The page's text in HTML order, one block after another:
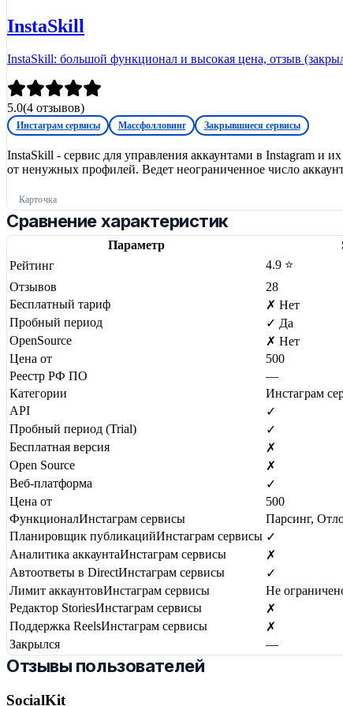
InstaSkill
InstaSkill: большой функционал и высокая цена, отзыв
5.0(4 отзывов)
Инстаграм сервисы Массфолловинг Закрывшиеся сервисы
InstaSkill - сервис для управления аккаунтами в Instagram
от ненужных профилей. Ведет неограниченное число
Карточка
Сравнение характеристик
Параметр
Рейтинг
4.9 ⭐
Отзывов
28
Бесплатный тариф
✗ Нет
Пробный период
✓ Да
OpenSource
✗ Нет
Цена от
500
Реестр РФ ПО
—
Категории
Инстаграм
API
✓
Пробный период (Trial)
✓
Бесплатная версия
✗
Open Source
✗
Веб-платформа
✓
Цена от
500
ФункционалИнстаграм сервисы Парсинг,
Планировщик публикацийИнстаграм сервисы ✓
Аналитика аккаунтаИнстаграм сервисы ✗
Автоответы в DirectИнстаграм сервисы ✓
Лимит аккаунтовИнстаграм сервисы Не
Редактор StoriesИнстаграм сервисы ✗
Поддержка ReelsИнстаграм сервисы ✗
Закрылся
—
Отзывы пользователей
SocialKit